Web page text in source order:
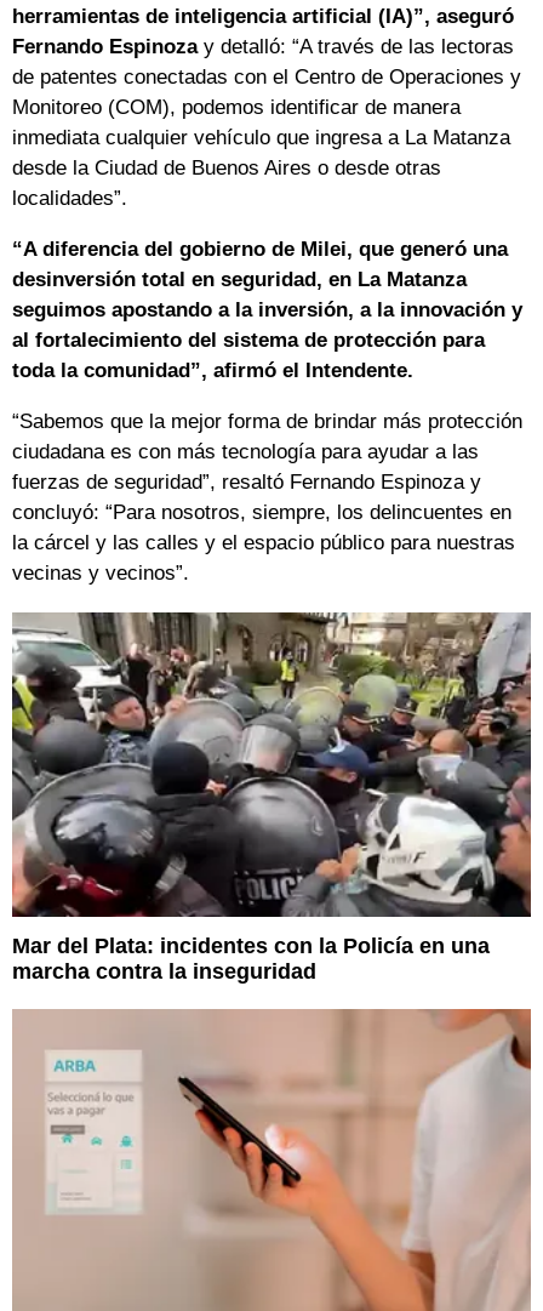
herramientas de inteligencia artificial (IA)”, aseguró
Fernando Espinozay detalló: “A través de las lectoras
de patentes conectadas con el Centro de Operaciones y
Monitoreo (COM), podemos identificar de manera
inmediata cualquier vehículo que ingresa a La Matanza
desde la Ciudad de Buenos Aires o desde otras
localidades”.
“A diferencia del gobierno de Milei, que generó una
desinversión total en seguridad, en La Matanza
seguimos apostando a la inversión, a la innovación y
al fortalecimiento del sistema de protección para
toda la comunidad”, afirmó el Intendente.
“Sabemos que la mejor forma de brindar más protección
ciudadana es con más tecnología para ayudar a las
fuerzas de seguridad”, resaltó Fernando Espinoza y
concluyó: “Para nosotros, siempre, los delincuentes en
la cárcel y las calles y el espacio público para nuestras
vecinas y vecinos”.
Mar del Plata: incidentes con la Policía en una
marcha contra la inseguridad